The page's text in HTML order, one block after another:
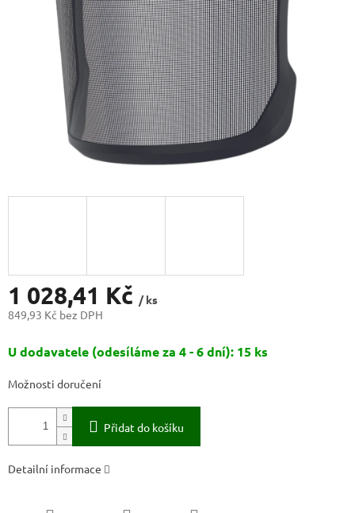
1 028,41 Kč / ks
849,93 Kč bez DPH
cena:
U dodavatele (odesíláme za 4 - 6 dní): 15 ks
Možnosti doručení
Přidat do košíku
Detailní informace